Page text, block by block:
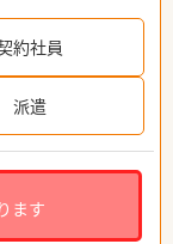
約社員
派遣
ます